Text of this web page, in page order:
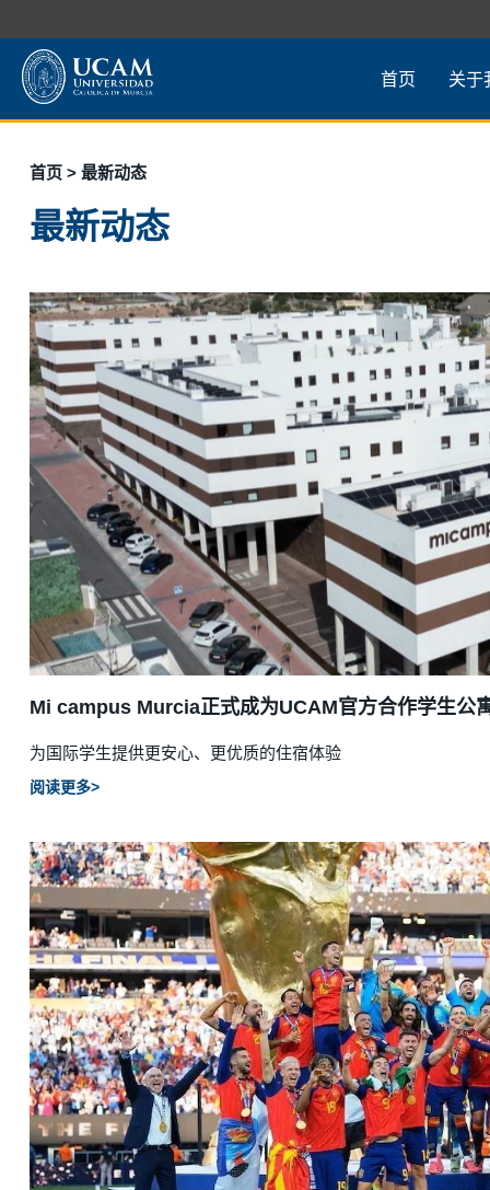
首页 关于
首页 > 最新动态
最新动态
Mi campus Murcia正式成为UCAM官方合作学生公
为国际学生提供更安心、更优质的住宿体验
阅读更多>